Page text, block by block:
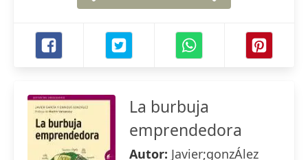
La burbuja
emprendedora
Autor: Javier;gonzÁlez